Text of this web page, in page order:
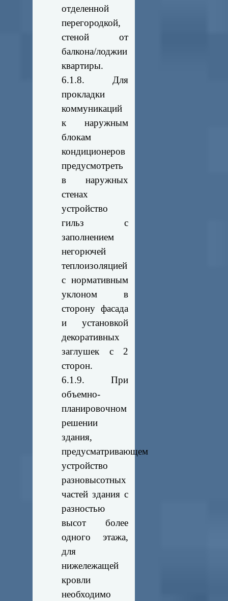
отделенной
перегородкой,
стеной от
балкона/лоджии
квартиры.
6.1.8. Для
прокладки
коммуникаций
к наружным
блокам
кондиционеров
предусмотреть
в наружных
стенах
устройство
гильз с
заполнением
негорючей
теплоизоляцией
с нормативным
уклоном в
сторону фасада
и установкой
декоративных
заглушек с 2
сторон.
6.1.9. При
объемно-
планировочном
решении
здания,
предусматривающем
устройство
разновысотных
частей здания с
разностью
высот более
одного этажа,
для
нижележащей
кровли
необходимо